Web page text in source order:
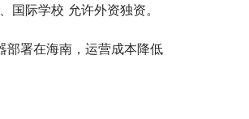
国际学校 允许外资独资。
部署在海南，运营成本降低